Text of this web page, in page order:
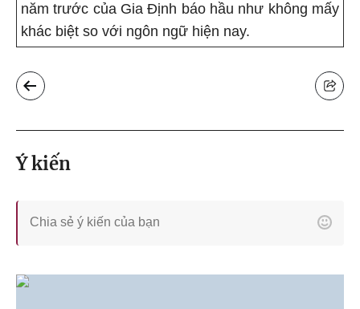
năm trước của Gia Định báo hầu như không mấy
khác biệt so với ngôn ngữ hiện nay.
Ý kiến